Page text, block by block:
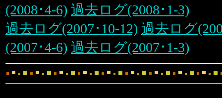
(2008･4-6) 過去ログ(2008･1-3)
過去ログ(2007･10-12) 過去ログ
(2007･4-6) 過去ログ(2007･1-3)